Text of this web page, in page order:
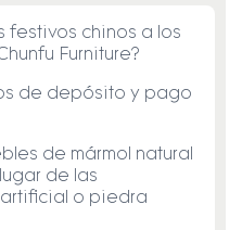
festivos chinos a los
Furniture?
de depósito y pago
de mármol natural
de las
o piedra